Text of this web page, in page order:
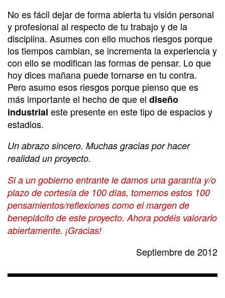
No es fácil dejar de forma abierta tu visión personal
y profesional al respecto de tu trabajo y de la
disciplina. Asumes con ello muchos riesgos porque
los tiempos cambian, se incrementa la experiencia y
con ello se modifican las formas de pensar. Lo que
hoy dices mañana puede tornarse en tu contra.
Pero asumo esos riesgos porque pienso que es
más importante el hecho de que el diseño
industrial este presente en este tipo de espacios y
estadios.
Un abrazo sincero. Muchas gracias por hacer
realidad un proyecto.
Si a un gobierno entrante le damos una garantía y/o
plazo de cortesía de 100 días, tomemos estos 100
pensamientos/reflexiones como el margen de
beneplácito de este proyecto. Ahora podéis valorarlo
abiertamente. ¡Gracias!
Septiembre de 2012